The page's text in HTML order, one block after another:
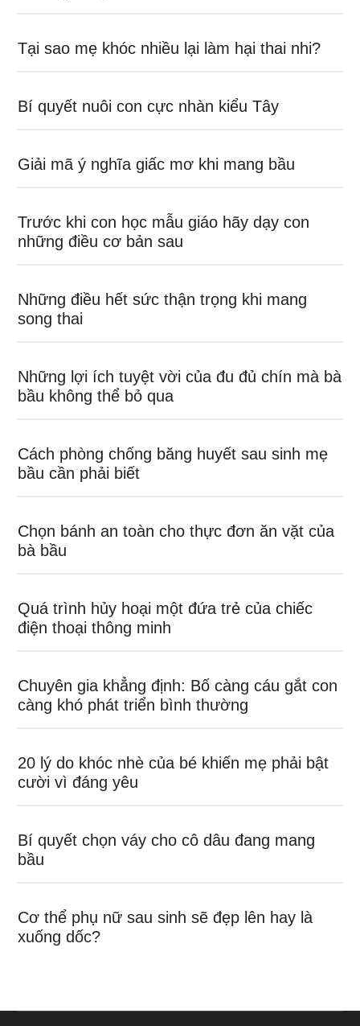
Tại sao mẹ khóc nhiều lại làm hại thai nhi?
Bí quyết nuôi con cực nhàn kiểu Tây
Giải mã ý nghĩa giấc mơ khi mang bầu
Trước khi con học mẫu giáo hãy dạy con
những điều cơ bản sau
Những điều hết sức thận trọng khi mang
song thai
Những lợi ích tuyệt vời của đu đủ chín mà bà
bầu không thể bỏ qua
Cách phòng chống băng huyết sau sinh mẹ
bầu cần phải biết
Chọn bánh an toàn cho thực đơn ăn vặt của
bà bầu
Quá trình hủy hoại một đứa trẻ của chiếc
điện thoại thông minh
Chuyên gia khẳng định: Bố càng cáu gắt con
càng khó phát triển bình thường
20 lý do khóc nhè của bé khiến mẹ phải bật
cười vì đáng yêu
Bí quyết chọn váy cho cô dâu đang mang
bầu
Cơ thể phụ nữ sau sinh sẽ đẹp lên hay là
xuống dốc?